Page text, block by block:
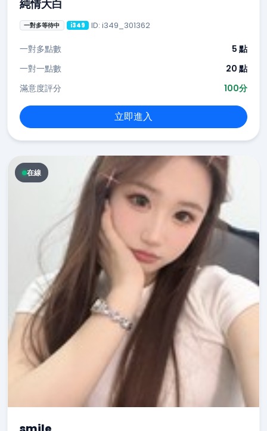
純情大白
一對多等待中 i349 ID: i349_301362
一對多點數
5 點
一對一點數
20 點
滿意度評分
100分
立即進入
在線